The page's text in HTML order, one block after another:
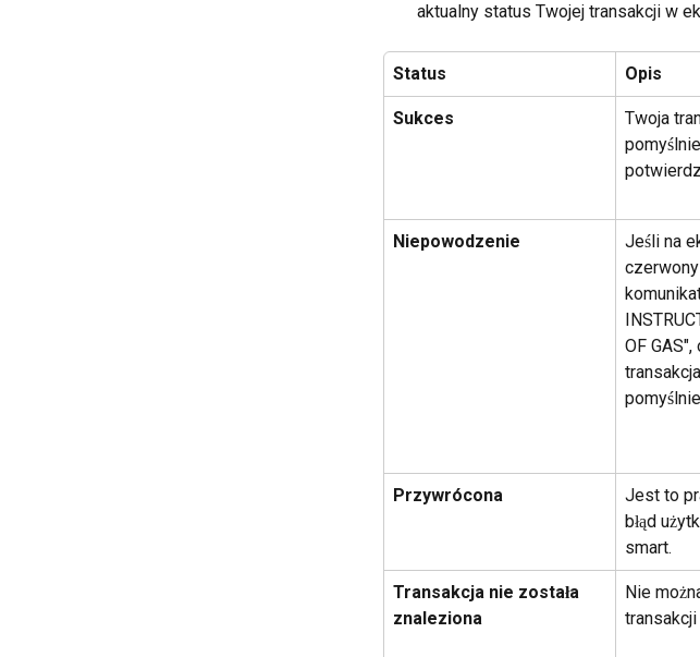
aktualny status Twojej transakcji w
Status Opis
Sukces
Twoja
Niepowodzenie
Jeśli na
OF
Przywrócona
Jest to
błąd
smart.
Transakcja nie została
znaleziona
Nie
transakcji